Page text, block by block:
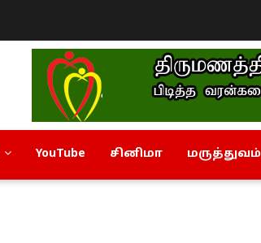
YouTube சினிமா மருத்துவம்